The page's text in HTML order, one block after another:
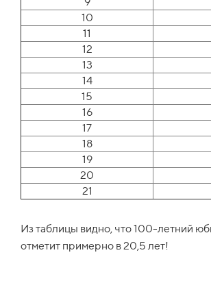
10
11
12
13
14
15
16
17
18
19
20
21
Из таблицы видно, что 100-летний
отметит примерно в 20,5 лет!